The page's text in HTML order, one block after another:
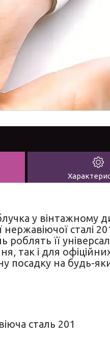
у вінтажному
нержавіючої сталі
роблять її
так і для
посадку на будь-
сталь 201